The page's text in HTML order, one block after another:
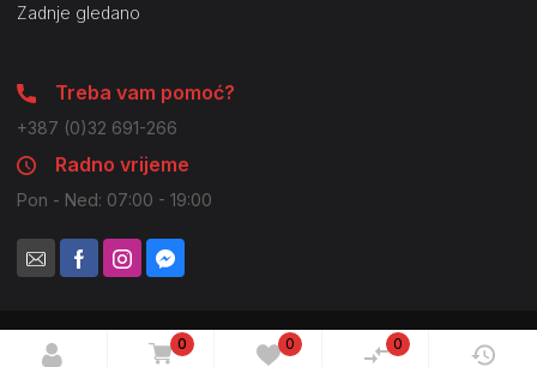
0 0 0
Zadnje gledano
Treba vam pomoć?
+387 (0)32 691-266
Radno vrijeme
Pon - Ned: 07:00 - 19:00
© 2021 Pilot Company. Sva prava zadržana. Moguće su